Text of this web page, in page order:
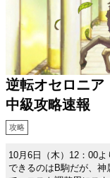
逆転オセロニア
中級攻略速報
攻略
10月6日（木）12：00
できるのはB駒だが、